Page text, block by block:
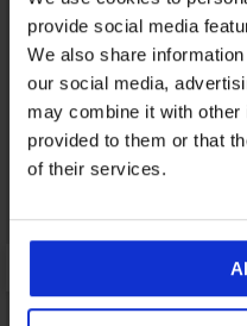
provide social media
We also share
our social media,
may combine it with other
provided to them or that
of their services.